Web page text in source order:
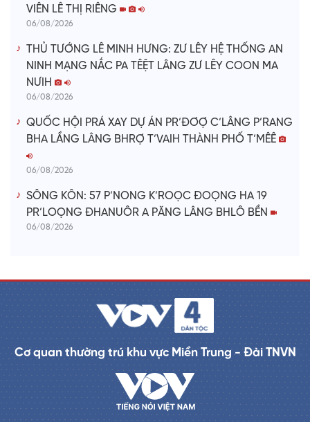
VIÊN LÊ THỊ RIÊNG
06/08/2026
THỦ TƯỚNG LÊ MINH HƯNG: ZƯ LÊY HỆ THỐNG AN
NINH MẠNG NẮC PA TÊỆT LÂNG ZƯ LÊY COON MA
NƯIH
06/08/2026
QUỐC HỘI PRÁ XAY DỰ ÁN PR’ĐƠỢ C’LÂNG P’RANG
BHA LẦNG LÂNG BHRỢ T’VAIH THÀNH PHỐ T’MÊÊ
06/08/2026
SÔNG KÔN: 57 P’NONG K’ROỌC ĐOỌNG HA 19
PR’LOỌNG ĐHANUÔR A PĂNG LÂNG BHLÔ BỀN
06/08/2026
Cơ quan thường trú khu vực Miền Trung - Đài TNVN